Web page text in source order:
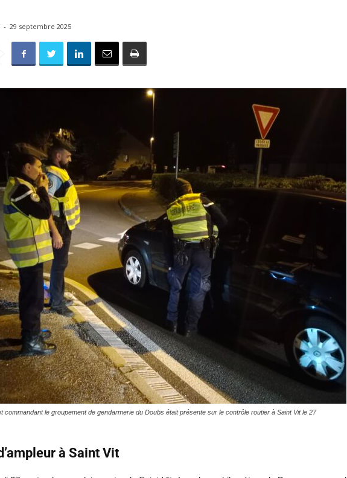
locale
Hebdo25
- 29 septembre 2025
commandant le groupement de gendarmerie du Doubs était présente sur le contrôle routier à Saint Vit le 27
à Saint Vit